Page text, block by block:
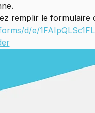
remplir le formulaire
d/e/